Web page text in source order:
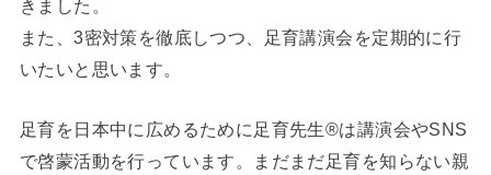
きました。
また、3密対策を徹底しつつ、足育講演会を定期的に行
いたいと思います。
足育を日本中に広めるために足育先生®は講演会やSNS
で啓蒙活動を行っています。まだまだ足育を知らない親